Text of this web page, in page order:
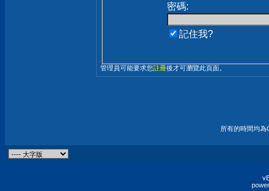
密碼:
記住我?
管理員可能要求您註冊後才可瀏覽此頁面。
所有的時間均為